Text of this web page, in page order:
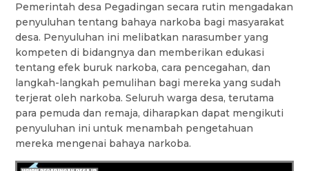
Pemerintah desa Pegadingan secara rutin mengadakan
penyuluhan tentang bahaya narkoba bagi masyarakat
desa. Penyuluhan ini melibatkan narasumber yang
kompeten di bidangnya dan memberikan edukasi
tentang efek buruk narkoba, cara pencegahan, dan
langkah-langkah pemulihan bagi mereka yang sudah
terjerat oleh narkoba. Seluruh warga desa, terutama
para pemuda dan remaja, diharapkan dapat mengikuti
penyuluhan ini untuk menambah pengetahuan
mereka mengenai bahaya narkoba.